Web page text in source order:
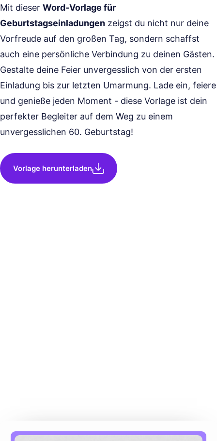
Mit dieser Word-Vorlage für
Geburtstagseinladungen zeigst du nicht nur deine
Vorfreude auf den großen Tag, sondern schaffst
auch eine persönliche Verbindung zu deinen Gästen.
Gestalte deine Feier unvergesslich von der ersten
Einladung bis zur letzten Umarmung. Lade ein, feiere
und genieße jeden Moment - diese Vorlage ist dein
perfekter Begleiter auf dem Weg zu einem
unvergesslichen 60. Geburtstag!
Vorlage herunterladen